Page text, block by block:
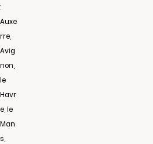
:
Auxe
rre,
Avig
non,
le
Havr
e, le
Man
s,